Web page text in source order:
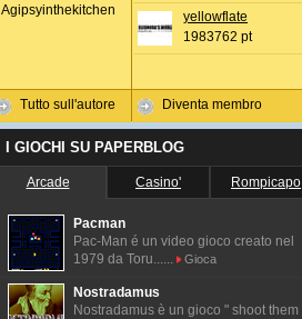
Agipsyinthekitchen
Tutto sull'autore
yellowflate
1983762 pt
Diventa membro
I GIOCHI SU PAPERBLOG
Arcade Casino' Rompicapo
Pacman
Pac-Man é un video gioco creato nel
1979 da Toru......
Gioca
Nostradamus
Nostradamus è un gioco " shoot them